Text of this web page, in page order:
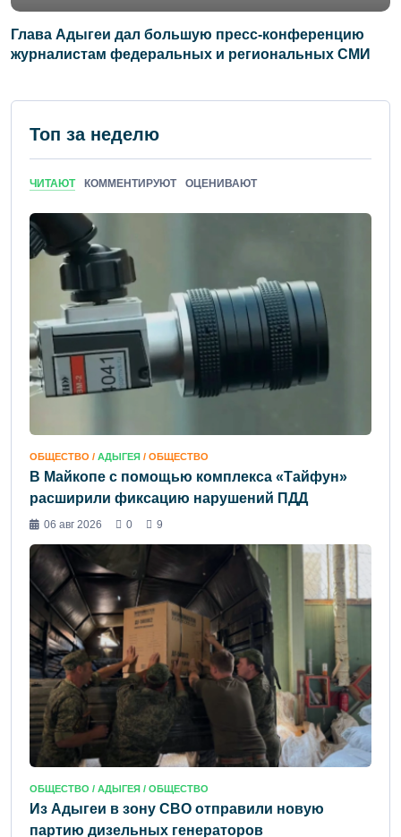
Глава Адыгеи дал большую пресс-конференцию
журналистам федеральных и региональных СМИ
Топ за неделю
ЧИТАЮТ КОММЕНТИРУЮТ ОЦЕНИВАЮТ
ОБЩЕСТВО / АДЫГЕЯ / ОБЩЕСТВО
В Майкопе с помощью комплекса «Тайфун»
расширили фиксацию нарушений ПДД
06 авг 2026 0 9
ОБЩЕСТВО / АДЫГЕЯ / ОБЩЕСТВО
Из Адыгеи в зону СВО отправили новую
партию дизельных генераторов